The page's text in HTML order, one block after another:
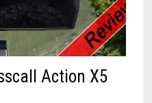
Action X5